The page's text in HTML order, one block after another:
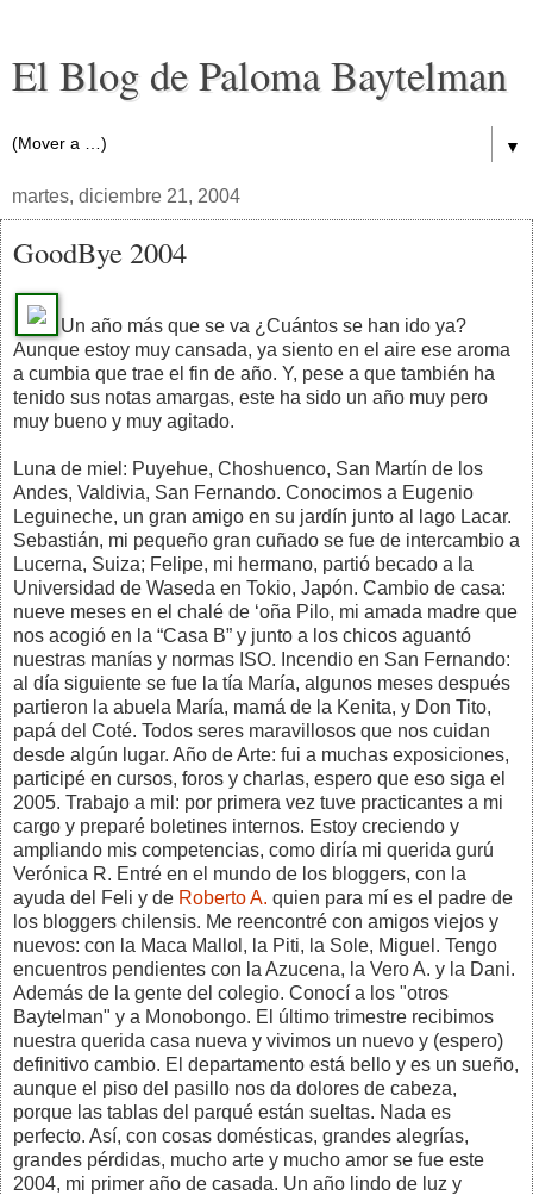
El Blog de Paloma Baytelman
▼
martes, diciembre 21, 2004
GoodBye 2004
Un año más que se va ¿Cuántos se han ido ya?
Aunque estoy muy cansada, ya siento en el aire ese aroma
a cumbia que trae el fin de año. Y, pese a que también ha
tenido sus notas amargas, este ha sido un año muy pero
muy bueno y muy agitado.
Luna de miel: Puyehue, Choshuenco, San Martín de los
Andes, Valdivia, San Fernando. Conocimos a Eugenio
Leguineche, un gran amigo en su jardín junto al lago Lacar.
Sebastián, mi pequeño gran cuñado se fue de intercambio a
Lucerna, Suiza; Felipe, mi hermano, partió becado a la
Universidad de Waseda en Tokio, Japón. Cambio de casa:
nueve meses en el chalé de ‘oña Pilo, mi amada madre que
nos acogió en la “Casa B” y junto a los chicos aguantó
nuestras manías y normas ISO. Incendio en San Fernando:
al día siguiente se fue la tía María, algunos meses después
partieron la abuela María, mamá de la Kenita, y Don Tito,
papá del Coté. Todos seres maravillosos que nos cuidan
desde algún lugar. Año de Arte: fui a muchas exposiciones,
participé en cursos, foros y charlas, espero que eso siga el
2005. Trabajo a mil: por primera vez tuve practicantes a mi
cargo y preparé boletines internos. Estoy creciendo y
ampliando mis competencias, como diría mi querida gurú
Verónica R. Entré en el mundo de los bloggers, con la
ayuda del Feli y de Roberto A. quien para mí es el padre de
los bloggers chilensis. Me reencontré con amigos viejos y
nuevos: con la Maca Mallol, la Piti, la Sole, Miguel. Tengo
encuentros pendientes con la Azucena, la Vero A. y la Dani.
Además de la gente del colegio. Conocí a los "otros
Baytelman" y a Monobongo. El último trimestre recibimos
nuestra querida casa nueva y vivimos un nuevo y (espero)
definitivo cambio. El departamento está bello y es un sueño,
aunque el piso del pasillo nos da dolores de cabeza,
porque las tablas del parqué están sueltas. Nada es
perfecto. Así, con cosas domésticas, grandes alegrías,
grandes pérdidas, mucho arte y mucho amor se fue este
2004, mi primer año de casada. Un año lindo de luz y